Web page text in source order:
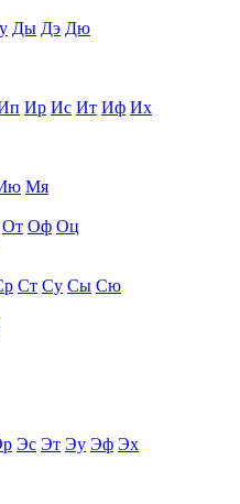
Ды Дэ Дю
Ир Ис Ит Иф Их
Мя
От Оф Оц
Ст Су Сы Сю
Эс Эт Эу Эф Эх